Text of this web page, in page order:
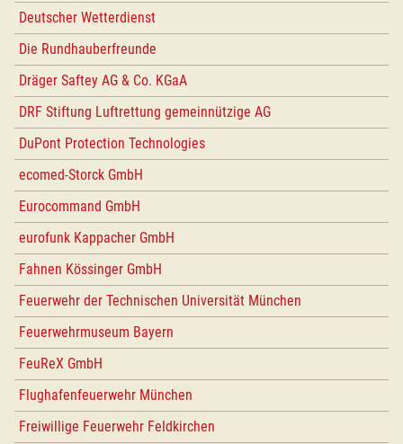
Deutscher Wetterdienst
Die Rundhauberfreunde
Dräger Saftey AG & Co. KGaA
DRF Stiftung Luftrettung gemeinnützige AG
DuPont Protection Technologies
ecomed-Storck GmbH
Eurocommand GmbH
eurofunk Kappacher GmbH
Fahnen Kössinger GmbH
Feuerwehr der Technischen Universität München
Feuerwehrmuseum Bayern
FeuReX GmbH
Flughafenfeuerwehr München
Freiwillige Feuerwehr Feldkirchen